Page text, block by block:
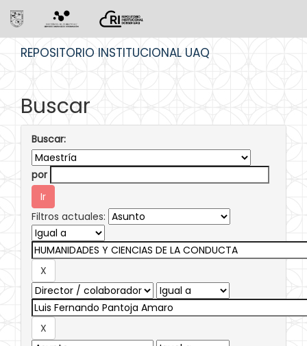
REPOSITORIO INSTITUCIONAL UAQ
Buscar
Buscar:
por
Filtros actuales: